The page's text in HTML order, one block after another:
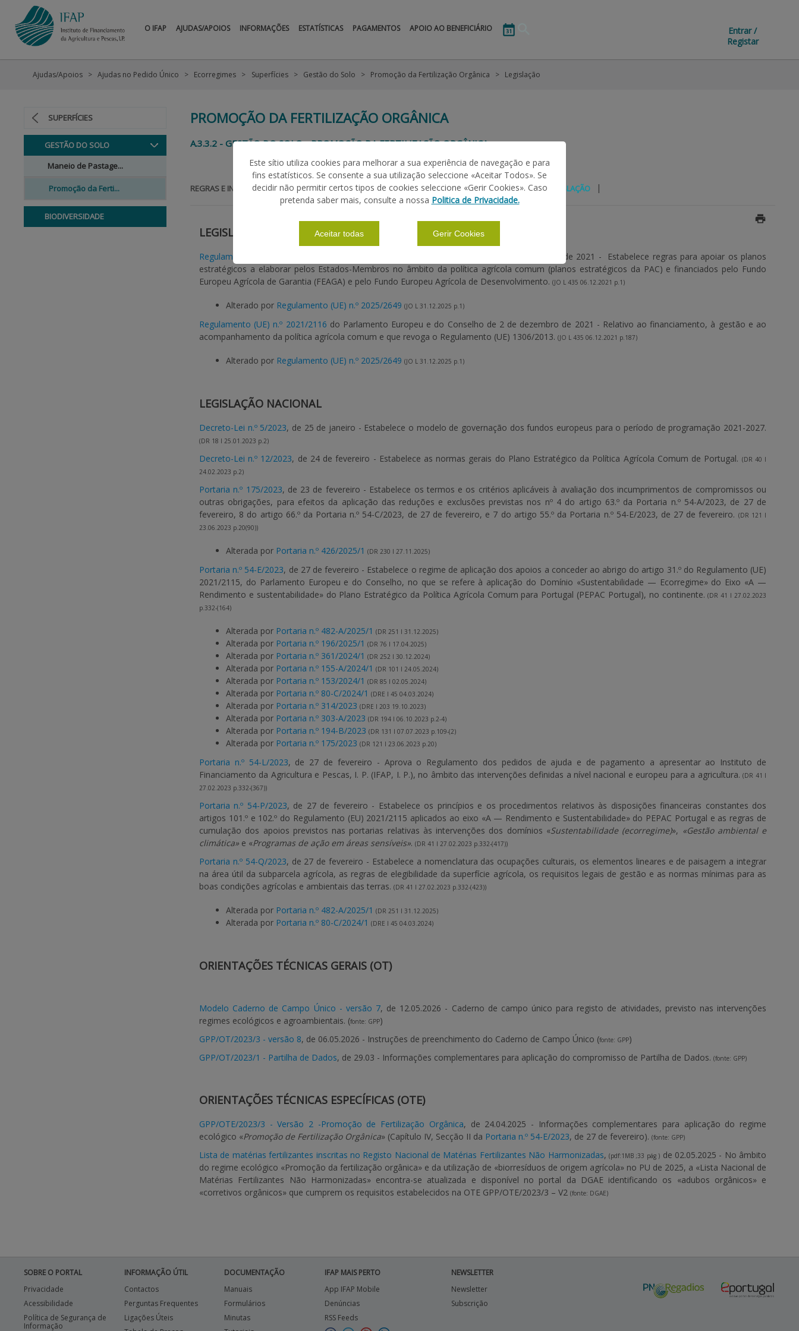
O IFAP AJUDAS/APOIOS INFORMAÇÕES ESTATÍSTICAS PAGAMENTOS APOIO AO BENEFICIÁRIO
Entrar /
Registar
SUPERFÍCIES
GESTÃO DO SOLO
Maneio de Pastage...
Promoção da Ferti...
BIODIVERSIDADE
Ajudas/Apoios Ajudas no Pedido Único Ecorregimes Superfícies Gestão do Solo Promoção da Fertilização Orgânica Legislação
PROMOÇÃO DA FERTILIZAÇÃO ORGÂNICA
A.3.3.2 - GESTÃO DO SOLO - PROMOÇÃO DA FERTILIZAÇÃO ORGÂNICA
REGRAS E INFORMAÇÕES BÁSICAS | GRUPOS DE PAGAMENTO | PERGUNTAS FREQUENTES | LEGISLAÇÃO |
LEGISLAÇÃO COMUNITÁRIA
Regulamento (UE) n.º 2021/2115
do Parlamento Europeu e do Conselho de 2 de dezembro de 2021 - Estabelece regras para apoiar os planos
estratégicos a elaborar pelos Estados-Membros no âmbito da política agrícola comum (planos estratégicos da PAC) e financiados pelo Fundo
Europeu Agrícola de Garantia (FEAGA) e pelo Fundo Europeu Agrícola de Desenvolvimento. (JO L 435 06.12.2021 p.1)
Alterado por Regulamento (UE) n.º 2025/2649 (JO L 31.12.2025 p.1)
Regulamento (UE) n.º 2021/2116 do Parlamento Europeu e do Conselho de 2 de dezembro de 2021 - Relativo ao financiamento, à gestão e ao
acompanhamento da política agrícola comum e que revoga o Regulamento (UE) 1306/2013. (JO L 435 06.12.2021 p.187)
Alterado por Regulamento (UE) n.º 2025/2649 (JO L 31.12.2025 p.1)
LEGISLAÇÃO NACIONAL
Decreto-Lei n.º 5/2023, de 25 de janeiro - Estabelece o modelo de governação dos fundos europeus para o período de programação 2021-2027.
(DR 18 I 25.01.2023 p.2)
Decreto-Lei n.º 12/2023, de 24 de fevereiro - Estabelece as normas gerais do Plano Estratégico da Política Agrícola Comum de Portugal. (DR 40 I
24.02.2023 p.2)
Portaria n.º 175/2023, de 23 de fevereiro - Estabelece os termos e os critérios aplicáveis à avaliação dos incumprimentos de compromissos ou
outras obrigações, para efeitos da aplicação das reduções e exclusões previstas nos nº 4 do artigo 63.º da Portaria n.º 54-A/2023, de 27 de
fevereiro, 8 do artigo 66.º da Portaria n.º 54-C/2023, de 27 de fevereiro, e 7 do artigo 55.º da Portaria n.º 54-E/2023, de 27 de fevereiro. (DR 121 I
23.06.2023 p.20(90))
Alterada por Portaria n.º 426/2025/1 (DR 230 I 27.11.2025)
Portaria n.º 54-E/2023, de 27 de fevereiro - Estabelece o regime de aplicação dos apoios a conceder ao abrigo do artigo 31.º do Regulamento (UE)
2021/2115, do Parlamento Europeu e do Conselho, no que se refere à aplicação do Domínio «Sustentabilidade — Ecorregime» do Eixo «A —
Rendimento e sustentabilidade» do Plano Estratégico da Política Agrícola Comum para Portugal (PEPAC Portugal), no continente.(DR 41 I 27.02.2023
p.332-(164)
Alterada por Portaria n.º 482-A/2025/1 (DR 251 I 31.12.2025)
Alterada por Portaria n.º 196/2025/1 (DR 76 I 17.04.2025)
Alterada por Portaria n.º 361/2024/1 (DR 252 I 30.12.2024)
Alterada por Portaria n.º 155-A/2024/1 (DR 101 I 24.05.2024)
Alterada por Portaria n.º 153/2024/1 (DR 85 I 02.05.2024)
Alterada por Portaria n.º 80-C/2024/1 (DRE I 45 04.03.2024)
Alterada por Portaria n.º 314/2023 (DRE I 203 19.10.2023)
Alterada por Portaria n.º 303-A/2023 (DR 194 I 06.10.2023 p.2-4)
Alterada por Portaria n.º 194-B/2023 (DR 131 I 07.07.2023 p.109-(2)
Alterada por Portaria n.º 175/2023 (DR 121 I 23.06.2023 p.20)
Portaria n.º 54-L/2023, de 27 de fevereiro - Aprova o Regulamento dos pedidos de ajuda e de pagamento a apresentar ao Instituto de
Financiamento da Agricultura e Pescas, I. P. (IFAP, I. P.), no âmbito das intervenções definidas a nível nacional e europeu para a agricultura.(DR 41 I
27.02.2023 p.332-(367))
Portaria n.º 54-P/2023, de 27 de fevereiro - Estabelece os princípios e os procedimentos relativos às disposições financeiras constantes dos
artigos 101.º e 102.º do Regulamento (EU) 2021/2115 aplicados ao eixo «A — Rendimento e Sustentabilidade» do PEPAC Portugal e as regras de
cumulação dos apoios previstos nas portarias relativas às intervenções dos domínios «Sustentabilidade (ecorregime)», «Gestão ambiental e
climática» e «Programas de ação em áreas sensíveis». (DR 41 I 27.02.2023 p.332-(417))
Portaria n.º 54-Q/2023, de 27 de fevereiro - Estabelece a nomenclatura das ocupações culturais, os elementos lineares e de paisagem a integrar
na área útil da subparcela agrícola, as regras de elegibilidade da superfície agrícola, os requisitos legais de gestão e as normas mínimas para as
boas condições agrícolas e ambientais das terras. (DR 41 I 27.02.2023 p.332-(423))
Alterada por Portaria n.º 482-A/2025/1 (DR 251 I 31.12.2025)
Alterada por Portaria n.º 80-C/2024/1 (DRE I 45 04.03.2024)
ORIENTAÇÕES TÉCNICAS GERAIS (OT)
Modelo Caderno de Campo Único - versão 7, de 12.05.2026 - Caderno de campo único para registo de atividades, previsto nas intervenções
regimes ecológicos e agroambientais. (fonte: GPP)
GPP/OT/2023/3 - versão 8, de 06.05.2026 - Instruções de preenchimento do Caderno de Campo Único (fonte: GPP)
GPP/OT/2023/1 - Partilha de Dados, de 29.03 - Informações complementares para aplicação do compromisso de Partilha de Dados. (fonte: GPP)
ORIENTAÇÕES TÉCNICAS ESPECÍFICAS (OTE)
GPP/OTE/2023/3 - Versão 2 -Promoção de Fertilização Orgânica, de 24.04.2025 - Informações complementares para aplicação do regime
ecológico «Promoção de Fertilização Orgânica» (Capítulo IV, Secção II da Portaria n.º 54-E/2023, de 27 de fevereiro). (fonte: GPP)
Lista de matérias fertilizantes inscritas no Registo Nacional de Matérias Fertilizantes Não Harmonizadas, (pdf:1MB ;33 pág ) de 02.05.2025 - No âmbito
do regime ecológico «Promoção da fertilização orgânica» e da utilização de «biorresíduos de origem agrícola» no PU de 2025, a «Lista Nacional de
Matérias Fertilizantes Não Harmonizadas» encontra-se atualizada e disponível no portal da DGAE identificando os «adubos orgânicos» e
«corretivos orgânicos» que cumprem os requisitos estabelecidos na OTE GPP/OTE/2023/3 – V2 (fonte: DGAE)
SOBRE O PORTAL
Privacidade
Acessibilidade
Política de Segurança de
Informação
INFORMAÇÃO ÚTIL
Contactos
Perguntas Frequentes
Ligações Úteis
DOCUMENTAÇÃO
Manuais
Formulários
Minutas
IFAP MAIS PERTO
App IFAP Mobile
Denúncias
RSS Feeds
NEWSLETTER
Newsletter
Subscrição
Este sítio utiliza cookies para melhorar a sua experiência de navegação e para
fins estatísticos. Se consente a sua utilização seleccione «Aceitar Todos». Se
decidir não permitir certos tipos de cookies seleccione «Gerir Cookies». Caso
pretenda saber mais, consulte a nossa Politica de Privacidade.
Aceitar todas Gerir Cookies